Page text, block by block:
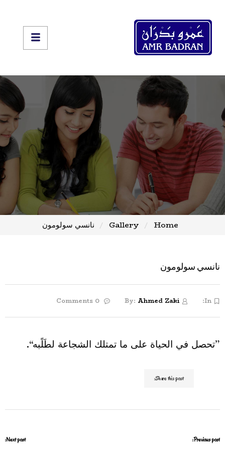
Home
Gallery نانسي سولومون
نانسي سولومون
In:
By: Ahmed Zaki
”تحصل في الحياة على ما تمتلك الشجاعة لطَلًبه“.
Share this post:
Previous post:
Next post: